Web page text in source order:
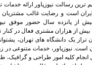
مهم ترین رسالت نیوزپاور ارائه
است و رضایت غالب مشتریان
از پانزده سال حضور موفق
از هزاران مشتری فعال در
تراز یک دانشگاه های تهران،
است.نیوزپاور، خدمات متنوعی در
انجام کلیه امور طراحی و